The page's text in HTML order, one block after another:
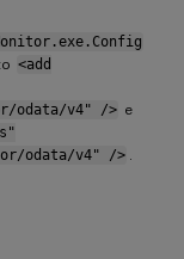
<add
odata/v4" /> e
odata/v4" /> .